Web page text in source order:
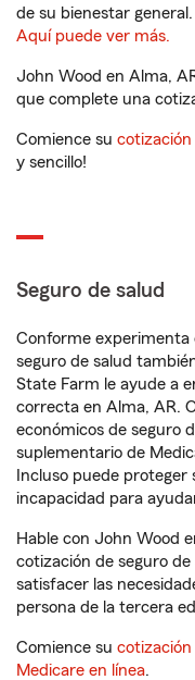
de su bienestar general.
Aquí puede ver más.
John Wood en Alma,
que complete una
Comience su cotización
y sencillo!
Seguro de salud
Conforme experimenta
seguro de salud
State Farm le ayude a
correcta en Alma, AR.
económicos de seguro
suplementario de
Incluso puede
incapacidad para
Hable con John Wood
cotización de seguro
satisfacer las
persona de la tercera
Comience su
Medicare en línea.